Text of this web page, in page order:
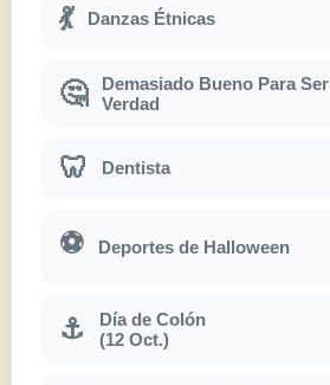
💃 Danzas Étnicas
🤔
Demasiado Bueno Para Ser
Verdad
🦷 Dentista
⚽ Deportes de Halloween
⚓
Día de Colón
(12 Oct.)